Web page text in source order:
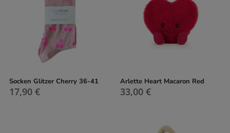
Socken Glitzer Cherry 36-41
17,90 €
Arlette Heart Macaron Red
33,00 €